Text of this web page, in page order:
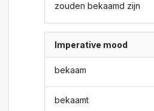
zouden bekaamd zijn
Imperative mood
bekaam
bekaamt